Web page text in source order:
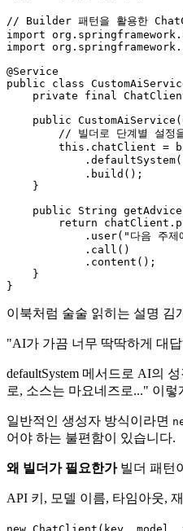
// Builder 패턴을 활용한
import
import
@Service
public
class
private
final
public CustomAiService
// 빌더로 단계별 설정
this .chatClient =
            .defaultSystem(
            .build();
    }
public String getAdvice
return
            .user(
"다음 주
            .call()
            .content();
    }
이북처럼 술술 읽히는 설명 김
"AI가 가끔 너무 딱딱하게 대
defaultSystem 메서드로 AI의
로, 소스는 마요네즈로..." 이
일반적인 생성자 방식이라면
어야 하는 불편함이 있습니다.
왜 빌더가 필요한가빌더 패턴
API 키, 모델 이름, 타임아웃,